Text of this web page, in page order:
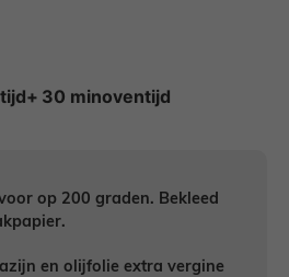
oventijd
30 minuten
min
op 200 graden. Bekleed
en olijfolie extra vergine